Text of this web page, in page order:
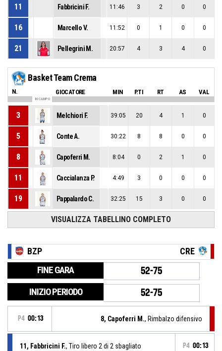
11 Fabbricini F. 11:46 3 2 0 0
16 Marcello V. 11:52 0 1 0 0
21 Pellegrini M. 20:57 4 3 4 0
Basket Team Crema
N. GIOCATORE MIN P.TI RT AS VAL
IN CAMPO
3 Melchiori F. 39:05 20 4 1 0
5 Conte A. 30:22 8 8 0 0
8 Capoferri M. 8:04 0 2 1 0
11 Caccialanza P. 4:49 3 0 0 0
19 Pappalardo C. 32:25 15 3 0 0
VISUALIZZA TABELLINO COMPLETO
BZP CRE
FINE GARA 52-75
INIZIO PERIODO 52-75
P4 00:13 8, Capoferri M., Rimbalzo difensivo
11, Fabbricini F., Tiro libero 2 di 2 sbagliato P4 00:13